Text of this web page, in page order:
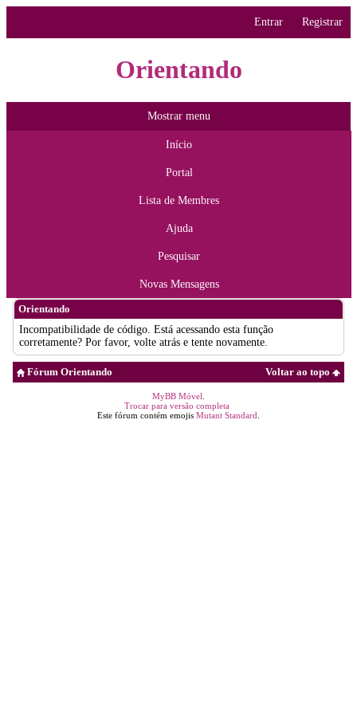
Entrar Registrar
Orientando
Mostrar menu
Início
Portal
Lista de Membres
Ajuda
Pesquisar
Novas Mensagens
Orientando
Incompatibilidade de código. Está acessando esta função
corretamente? Por favor, volte atrás e tente novamente.
Voltar ao topo
Fórum Orientando
MyBB Móvel
Trocar para versão completa
Este fórum contém emojis Mutant Standard